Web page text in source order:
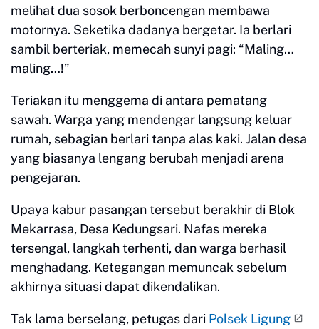
melihat dua sosok berboncengan membawa
motornya. Seketika dadanya bergetar. Ia berlari
sambil berteriak, memecah sunyi pagi: “Maling…
maling…!”
Teriakan itu menggema di antara pematang
sawah. Warga yang mendengar langsung keluar
rumah, sebagian berlari tanpa alas kaki. Jalan desa
yang biasanya lengang berubah menjadi arena
pengejaran.
Upaya kabur pasangan tersebut berakhir di Blok
Mekarrasa, Desa Kedungsari. Nafas mereka
tersengal, langkah terhenti, dan warga berhasil
menghadang. Ketegangan memuncak sebelum
akhirnya situasi dapat dikendalikan.
Tak lama berselang, petugas dari Polsek Ligung